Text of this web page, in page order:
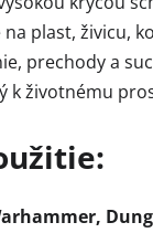
plast, živicu,
prechody a
k životnému